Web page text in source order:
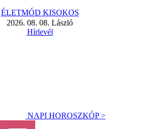
ÉLETMÓD KISOKOS
2026. 08. 08. László
Hírlevél
NAPI HOROSZKÓP >